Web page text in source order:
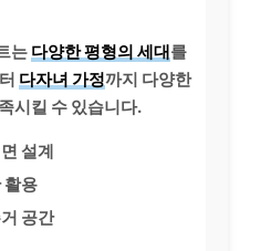
는 다양한 평형의 세대를
다자녀 가정까지 다양한
시킬 수 있습니다.
설계
활용
공간